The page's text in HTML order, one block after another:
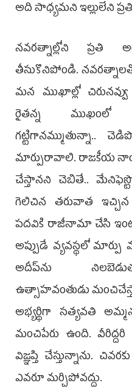
అది సాధ్యమని ఇల్లులేని
నవరత్నాల్లోని ప్రతి
తీసుకొనిపోండి.
మన ముఖాల్లో చిరునవ్వు
రైతన్న ముఖంలో
గట్టిగానమ్ముతున్నా..
మార్పురావాలి. రాజకీయ
చేస్తానని చెబితే..
గెలిచిన తరువాత
పదవికి రాజీనామా చేసి
అప్పుడే వ్యవస్థలో మార్పు
అదీప్‌ను
ఉత్సాహవంతుడు
అభ్యర్థిగా సత్యవతి
మంచిపేరు ఉంది.
విజ్ఞప్తి చేస్తున్నాను.
ఎవరూ మర్చిపోవద్దు.